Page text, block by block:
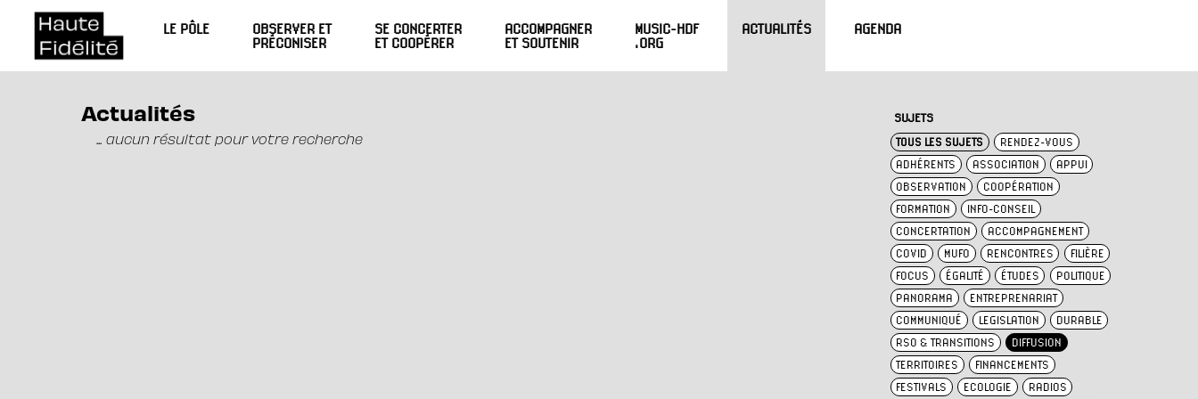
LE PÔLE
OBSERVER ET
PRÉCONISER
SE CONCERTER
ET COOPÉRER
ACCOMPAGNER
ET SOUTENIR
MUSIC-HDF
.ORG
ACTUALITÉS AGENDA
Actualités
... aucun résultat pour votre recherche
SUJETS
TOUS LES SUJETS
RENDEZ-VOUS
ADHÉRENTS
ASSOCIATION
APPUI
OBSERVATION
COOPÉRATION
FORMATION
INFO-CONSEIL
CONCERTATION
ACCOMPAGNEMENT
COVID
MUFO RENCONTRES
FILIÈRE
FOCUS
ÉGALITÉ ÉTUDES
POLITIQUE
PANORAMA
ENTREPRENARIAT
COMMUNIQUÉ
LEGISLATION
DURABLE
RSO & TRANSITIONS
DIFFUSION
TERRITOIRES
FINANCEMENTS
FESTIVALS
ECOLOGIE
RADIOS